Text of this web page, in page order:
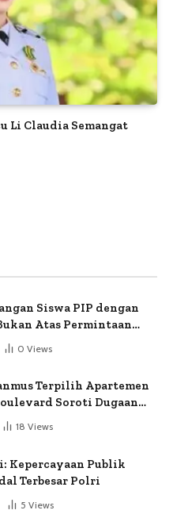
Li Claudia Semangat
Siswa PIP dengan
Atas Permintaan
0 Views
Terpilih Apartemen
Soroti Dugaan
Voting
18 Views
Kepercayaan Publik
Terbesar Polri
5 Views